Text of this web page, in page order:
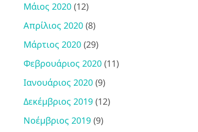
Μάιος 2020 (12)
Απρίλιος 2020 (8)
Μάρτιος 2020 (29)
Φεβρουάριος 2020 (11)
Ιανουάριος 2020 (9)
Δεκέμβριος 2019 (12)
Νοέμβριος 2019 (9)